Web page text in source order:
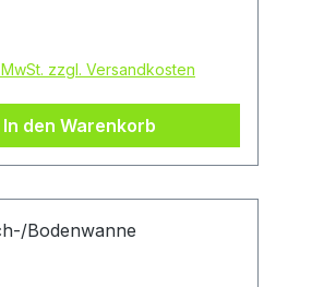
zzgl. Versandkosten
In den Warenkorb